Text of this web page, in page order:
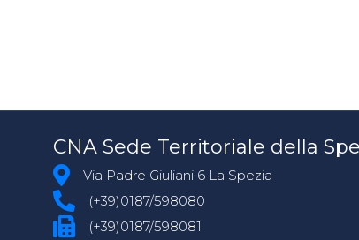
CNA Sede Territoriale della
Via Padre Giuliani 6 La Spezia
(+39)0187/598080
(+39)0187/598081